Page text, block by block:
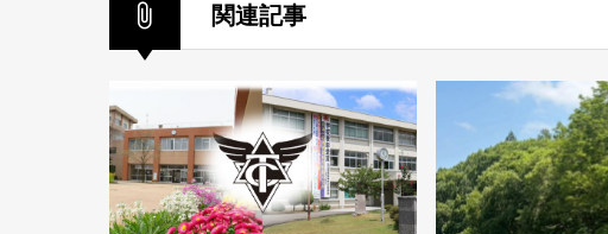
関連記事